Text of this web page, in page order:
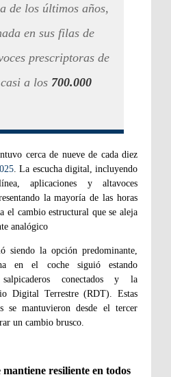
de los últimos años,
en sus filas de
prescriptoras de
a los 700.000
cerca de nueve de cada diez
. La escucha digital, incluyendo
aplicaciones y altavoces
la mayoría de las horas
el cambio estructural que se aleja
analógico
siendo la opción predominante,
en el coche siguió estando
conectados y la
Digital Terrestre (RDT). Estas
se mantuvieron desde el tercer
un cambio brusco.
resiliente en todos